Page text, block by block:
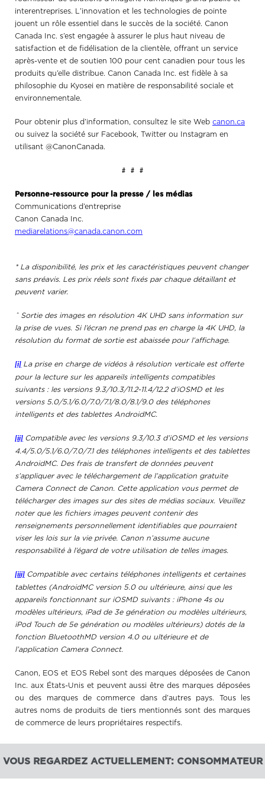
interentreprises. L’innovation et les technologies de pointe
jouent un rôle essentiel dans le succès de la société. Canon
Canada Inc. s’est engagée à assurer le plus haut niveau de
satisfaction et de fidélisation de la clientèle, offrant un service
après-vente et de soutien 100 pour cent canadien pour tous les
produits qu’elle distribue. Canon Canada Inc. est fidèle à sa
philosophie du Kyosei en matière de responsabilité sociale et
environnementale.
Pour obtenir plus d’information, consultez le site Web canon.ca
ou suivez la société sur Facebook, Twitter ou Instagram en
utilisant @CanonCanada.
# # #
Personne-ressource pour la presse / les médias
Communications d’entreprise
Canon Canada Inc.
mediarelations@canada.canon.com
* La disponibilité, les prix et les caractéristiques peuvent changer
sans préavis. Les prix réels sont fixés par chaque détaillant et
peuvent varier.
ˆSortie des images en résolution 4K UHD sans information sur
la prise de vues. Si l’écran ne prend pas en charge la 4K UHD, la
résolution du format de sortie est abaissée pour l’affichage.
[i] La prise en charge de vidéos à résolution verticale est offerte
pour la lecture sur les appareils intelligents compatibles
suivants : les versions 9.3/10.3/11.2-11.4/12.2 d’iOSMD et les
versions 5.0/5.1/6.0/7.0/7.1/8.0/8.1/9.0 des téléphones
intelligents et des tablettes AndroidMC.
[ii] Compatible avec les versions 9.3/10.3 d’iOSMD et les versions
4.4/5.0/5.1/6.0/7.0/7.1 des téléphones intelligents et des tablettes
AndroidMC. Des frais de transfert de données peuvent
s’appliquer avec le téléchargement de l’application gratuite
Camera Connect de Canon. Cette application vous permet de
télécharger des images sur des sites de médias sociaux. Veuillez
noter que les fichiers images peuvent contenir des
renseignements personnellement identifiables que pourraient
viser les lois sur la vie privée. Canon n’assume aucune
responsabilité à l’égard de votre utilisation de telles images.
[iii] Compatible avec certains téléphones intelligents et certaines
tablettes (AndroidMC version 5.0 ou ultérieure, ainsi que les
appareils fonctionnant sur iOSMD suivants : iPhone 4s ou
modèles ultérieurs, iPad de 3e génération ou modèles ultérieurs,
iPod Touch de 5e génération ou modèles ultérieurs) dotés de la
fonction BluetoothMD version 4.0 ou ultérieure et de
l’application Camera Connect.
Canon, EOS et EOS Rebel sont des marques déposées de Canon
Inc. aux États-Unis et peuvent aussi être des marques déposées
ou des marques de commerce dans d’autres pays. Tous les
autres noms de produits de tiers mentionnés sont des marques
de commerce de leurs propriétaires respectifs.
VOUS REGARDEZ ACTUELLEMENT: CONSOMMATEUR